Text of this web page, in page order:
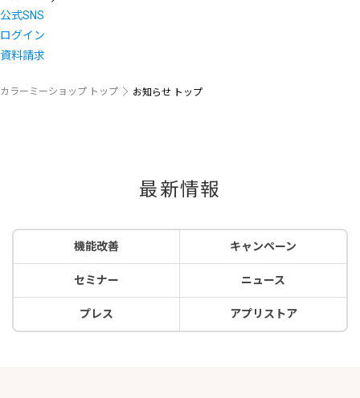
公式SNS
ログイン
資料請求
カラーミーショップ トップ お知らせ トップ
最新情報
機能改善 キャンペーン
セミナー ニュース
プレス アプリストア